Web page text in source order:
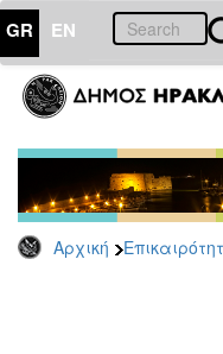
GR EN
Αρχική
ΕΠΙΚΑΙΡΟΤΗΤΑ
Τύπου
Αρχείο
2026
2025